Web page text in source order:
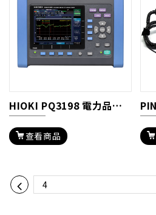
HIOKI PQ3198 電力品質分析儀
查看商品